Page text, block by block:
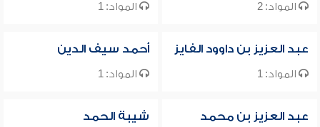
المواد: 2 المواد: 1
عبد العزيز بن داوود الفايز
المواد: 1
أحمد سيف الدين
المواد: 1
عبد العزيز بن محمد
شيبة الحمد